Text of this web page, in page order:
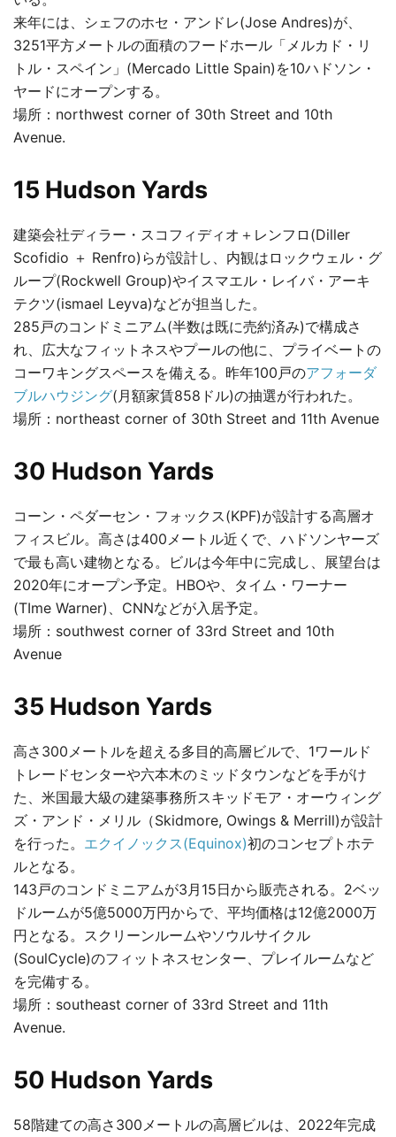
来年には、シェフのホセ・アンドレ(Jose Andres)が、
3251平方メートルの面積のフードホール「メルカド・リ
トル・スペイン」(Mercado Little Spain)を10ハドソン・
ヤードにオープンする。
場所：northwest corner of 30th Street and 10th
Avenue.
15 Hudson Yards
建築会社ディラー・スコフィディオ＋レンフロ(Diller
Scofidio ＋ Renfro)らが設計し、内観はロックウェル・グ
ループ(Rockwell Group)やイスマエル・レイバ・アーキ
テクツ(ismael Leyva)などが担当した。
285戸のコンドミニアム(半数は既に売約済み)で構成さ
れ、広大なフィットネスやプールの他に、プライベートの
コーワキングスペースを備える。昨年100戸のアフォーダ
ブルハウジング(月額家賃858ドル)の抽選が行われた。
場所：northeast corner of 30th Street and 11th Avenue
30 Hudson Yards
コーン・ペダーセン・フォックス(KPF)が設計する高層オ
フィスビル。高さは400メートル近くで、ハドソンヤーズ
で最も高い建物となる。ビルは今年中に完成し、展望台は
2020年にオープン予定。HBOや、タイム・ワーナー
(TIme Warner)、CNNなどが入居予定。
場所：southwest corner of 33rd Street and 10th
Avenue
35 Hudson Yards
高さ300メートルを超える多目的高層ビルで、1ワールド
トレードセンターや六本木のミッドタウンなどを手がけ
た、米国最大級の建築事務所スキッドモア・オーウィング
ズ・アンド・メリル（Skidmore, Owings & Merrill)が設計
を行った。 エクイノックス(Equinox)初のコンセプトホテ
ルとなる。
143戸のコンドミニアムが3月15日から販売される。2ベッ
ドルームが5億5000万円からで、平均価格は12億2000万
円となる。スクリーンルームやソウルサイクル
(SoulCycle)のフィットネスセンター、プレイルームなど
を完備する。
場所：southeast corner of 33rd Street and 11th
Avenue.
50 Hudson Yards
58階建ての高さ300メートルの高層ビルは、2022年完成